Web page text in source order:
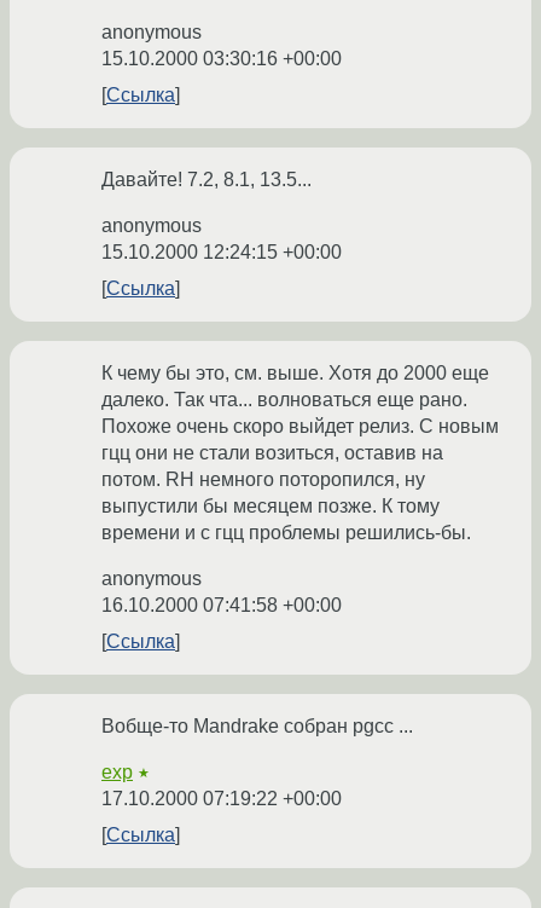
anonymous
15.10.2000 03:30:16 +00:00
Ссылка
Давайте! 7.2, 8.1, 13.5...
anonymous
15.10.2000 12:24:15 +00:00
Ссылка
К чему бы это, см. выше. Хотя до 2000 еще
далеко. Так чта... волноваться еще рано.
Похоже очень скоро выйдет релиз. С новым
гцц они не стали возиться, оставив на
потом. RH немного поторопился, ну
выпустили бы месяцем позже. К тому
времени и с гцц проблемы решились-бы.
anonymous
16.10.2000 07:41:58 +00:00
Ссылка
Вобще-то Mandrake собран pgcc ...
exp ★
17.10.2000 07:19:22 +00:00
Ссылка